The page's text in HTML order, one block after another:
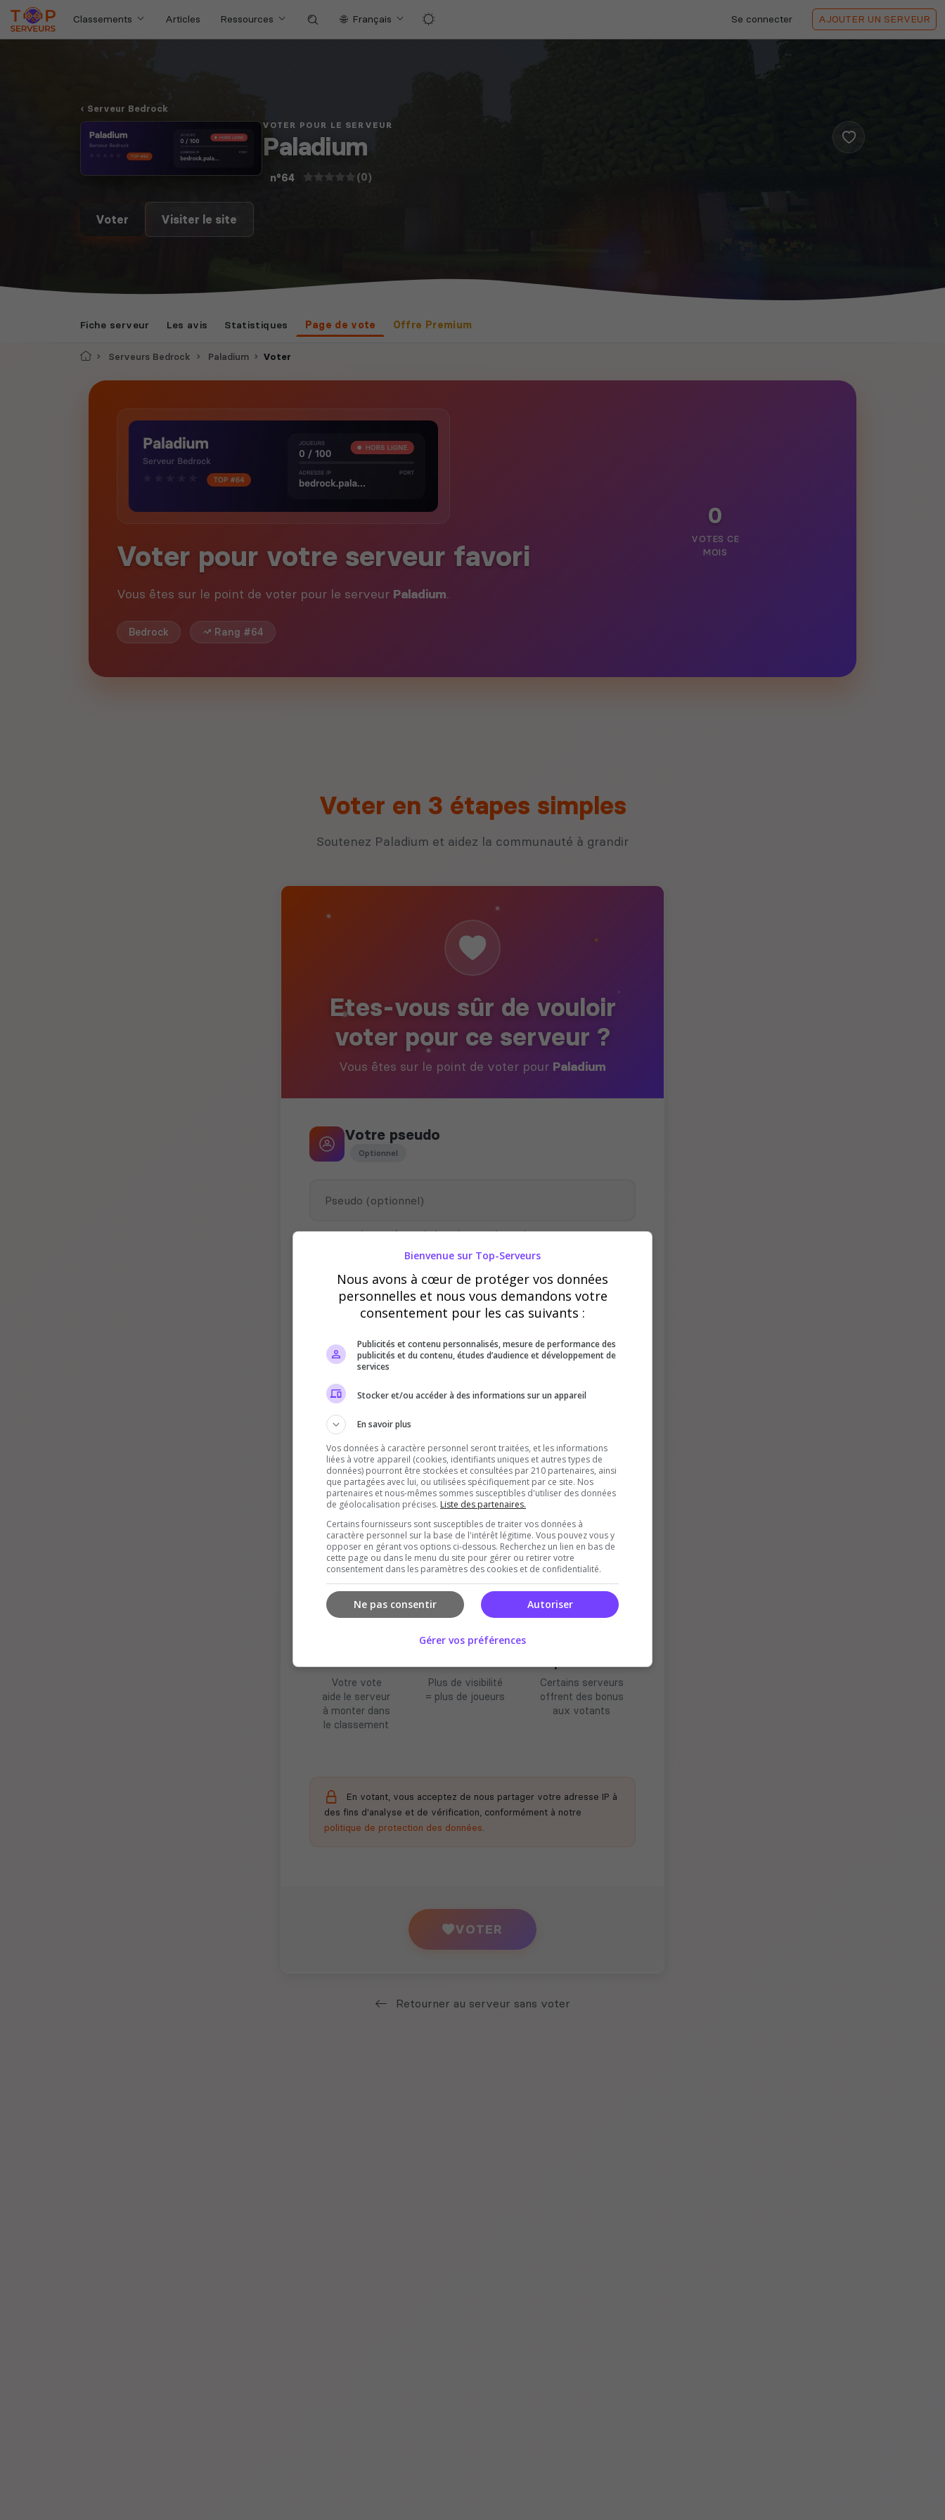
Classements Articles Ressources Français Se connecter AJOUTER UN SERVEUR
Serveur Bedrock
VOTER POUR LE SERVEUR
Paladium
n°64 (0)
Voter Visiter le site
Fiche serveur Les avis Statistiques Page de vote Offre Premium
AccueilServeurs Bedrock Paladium Voter
Voter pour votre serveur favori
Vous êtes sur le point de voter pour le serveur Paladium.
Bedrock Rang #64
0
VOTES CE
MOIS
Voter en 3 étapes simples
Soutenez Paladium et aidez la communauté à grandir
Etes-vous sûr de vouloir
voter pour ce serveur ?
Vous êtes sur le point de voter pour Paladium
Votre pseudo
Optionnel
Ce pseudo peut être utilisé par le propriétaire du serveur pour vous
Vérification
Requis
Cette étape nous aide à lutter contre les votes
automatisés
Pourquoi voter pour Paladium ?
Votre vote
aide le serveur
à monter dans
le classement
Soutient la
Plus de visibilité
= plus de joueurs
Certains serveurs
offrent des bonus
aux votants
En votant, vous acceptez de nous partager votre adresse IP à
des fins d'analyse et de vérification, conformément à notre
politique de protection des données.
VOTER
Retourner au serveur sans voter
Bienvenue sur Top-Serveurs
Nous avons à cœur de protéger vos données
personnelles et nous vous demandons votre
consentement pour les cas suivants :
Publicités et contenu personnalisés, mesure de performance des
publicités et du contenu, études d’audience et développement de
services
Stocker et/ou accéder à des informations sur un appareil
En savoir plus
Vos données à caractère personnel seront traitées, et les informations
liées à votre appareil (cookies, identifiants uniques et autres types de
données) pourront être stockées et consultées par 210 partenaires, ainsi
que partagées avec lui, ou utilisées spécifiquement par ce site. Nos
partenaires et nous-mêmes sommes susceptibles d'utiliser des données
de géolocalisation précises. Liste des partenaires.
Certains fournisseurs sont susceptibles de traiter vos données à
caractère personnel sur la base de l'intérêt légitime. Vous pouvez vous y
opposer en gérant vos options ci-dessous. Recherchez un lien en bas de
cette page ou dans le menu du site pour gérer ou retirer votre
consentement dans les paramètres des cookies et de confidentialité.
Autoriser
Ne pas consentir
Gérer vos préférences